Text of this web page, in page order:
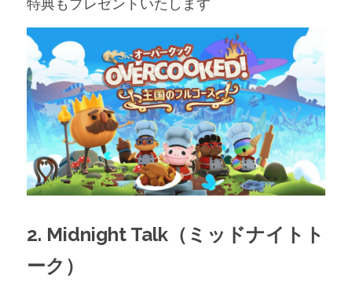
特典もプレゼントいたします
2. Midnight Talk（ミッドナイトト
ーク）